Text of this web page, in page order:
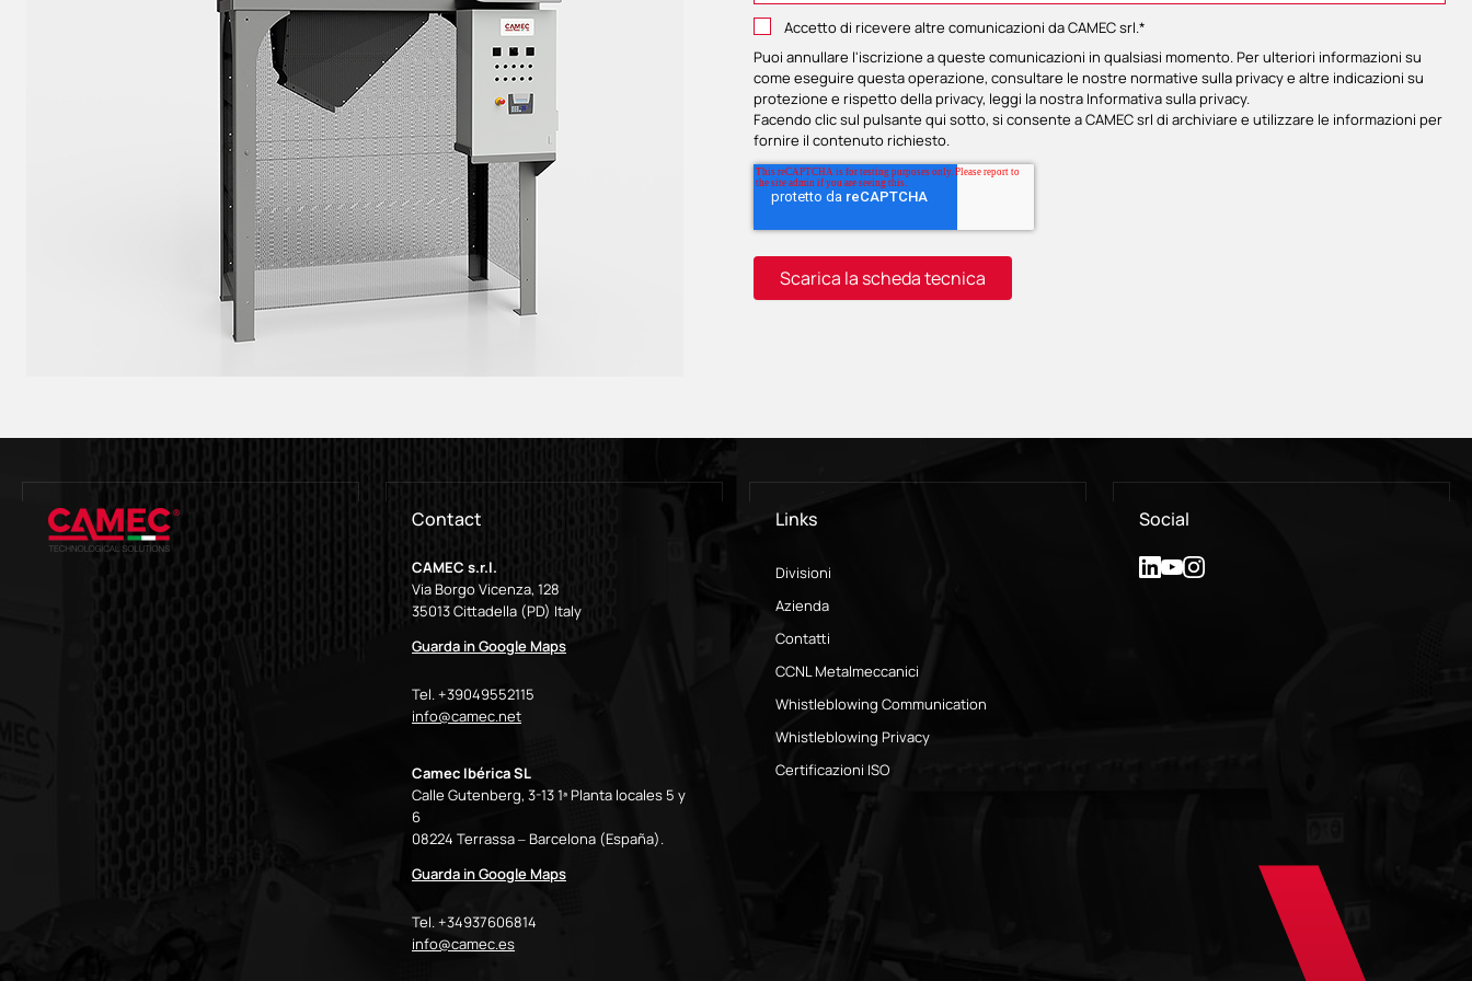
Accetto di ricevere altre comunicazioni da CAMEC srl.*
Puoi annullare l'iscrizione a queste comunicazioni in qualsiasi momento. Per ulteriori informazioni su
come eseguire questa operazione, consultare le nostre normative sulla privacy e altre indicazioni su
protezione e rispetto della privacy, leggi la nostra Informativa sulla privacy.
Facendo clic sul pulsante qui sotto, si consente a CAMEC srl di archiviare e utilizzare le informazioni per
fornire il contenuto richiesto.
Contact
CAMEC s.r.l.
Via Borgo Vicenza, 128
35013 Cittadella (PD) Italy
Guarda in Google Maps
Tel. +39049552115
info@camec.net
Camec Ibérica SL
Calle Gutenberg, 3-13 1ª Planta locales 5 y
6
08224 Terrassa – Barcelona (España).
Guarda in Google Maps
Tel. +34937606814
info@camec.es
Links
Divisioni
Azienda
Contatti
CCNL Metalmeccanici
Whistleblowing Communication
Whistleblowing Privacy
Certificazioni ISO
Social